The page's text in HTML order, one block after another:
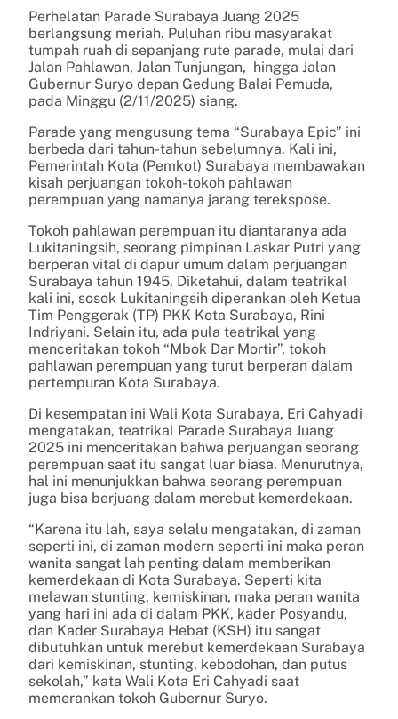
Perhelatan Parade Surabaya Juang 2025
berlangsung meriah. Puluhan ribu masyarakat
tumpah ruah di sepanjang rute parade, mulai dari
Jalan Pahlawan, Jalan Tunjungan, hingga Jalan
Gubernur Suryo depan Gedung Balai Pemuda,
pada Minggu (2/11/2025) siang.
Parade yang mengusung tema “Surabaya Epic” ini
berbeda dari tahun-tahun sebelumnya. Kali ini,
Pemerintah Kota (Pemkot) Surabaya membawakan
kisah perjuangan tokoh-tokoh pahlawan
perempuan yang namanya jarang terekspose.
Tokoh pahlawan perempuan itu diantaranya ada
Lukitaningsih, seorang pimpinan Laskar Putri yang
berperan vital di dapur umum dalam perjuangan
Surabaya tahun 1945. Diketahui, dalam teatrikal
kali ini, sosok Lukitaningsih diperankan oleh Ketua
Tim Penggerak (TP) PKK Kota Surabaya, Rini
Indriyani. Selain itu, ada pula teatrikal yang
menceritakan tokoh “Mbok Dar Mortir”, tokoh
pahlawan perempuan yang turut berperan dalam
pertempuran Kota Surabaya.
Di kesempatan ini Wali Kota Surabaya, Eri Cahyadi
mengatakan, teatrikal Parade Surabaya Juang
2025 ini menceritakan bahwa perjuangan seorang
perempuan saat itu sangat luar biasa. Menurutnya,
hal ini menunjukkan bahwa seorang perempuan
juga bisa berjuang dalam merebut kemerdekaan.
“Karena itu lah, saya selalu mengatakan, di zaman
seperti ini, di zaman modern seperti ini maka peran
wanita sangat lah penting dalam memberikan
kemerdekaan di Kota Surabaya. Seperti kita
melawan stunting, kemiskinan, maka peran wanita
yang hari ini ada di dalam PKK, kader Posyandu,
dan Kader Surabaya Hebat (KSH) itu sangat
dibutuhkan untuk merebut kemerdekaan Surabaya
dari kemiskinan, stunting, kebodohan, dan putus
sekolah,” kata Wali Kota Eri Cahyadi saat
memerankan tokoh Gubernur Suryo.